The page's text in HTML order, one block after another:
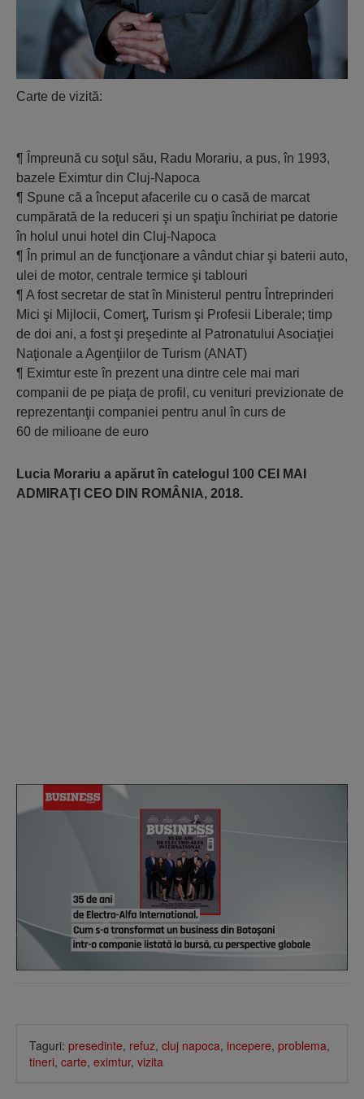
Carte de vizită:
¶ Împreună cu soţul său, Radu Morariu, a pus, în 1993,
bazele Eximtur din Cluj-Napoca
¶ Spune că a început afacerile cu o casă de marcat
cumpărată de la reduceri şi un spaţiu închiriat pe datorie
în holul unui hotel din Cluj-Napoca
¶ În primul an de funcţionare a vândut chiar şi baterii auto,
ulei de motor, centrale termice şi tablouri
¶ A fost secretar de stat în Ministerul pentru Întreprinderi
Mici şi Mijlocii, Comerţ, Turism şi Profesii Liberale; timp
de doi ani, a fost şi preşedinte al Patronatului Asociaţiei
Naţionale a Agenţiilor de Turism (ANAT)
¶ Eximtur este în prezent una dintre cele mai mari
companii de pe piaţa de profil, cu venituri previzionate de
reprezentanţii companiei pentru anul în curs de
60 de milioane de euro
Lucia Morariu a apărut în catelogul 100 CEI MAI
ADMIRAŢI CEO DIN ROMÂNIA, 2018.
Taguri: presedinte, refuz, cluj napoca, incepere, problema,
tineri, carte, eximtur, vizita